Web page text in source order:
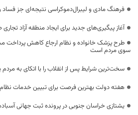
فرهنگ مادی و لیبرال‌دموکراسی نتیجه‌ای جز فساد
آغاز پیگیری‌های جدید برای ایجاد منطقه آزاد
طرح پزشک خانواده و نظام ارجاع کاهش پرداخت
سوی مردم است
سخت‌ترین شرایط پس از انقلاب را با اتکای به
هفته دولت بهترین فرصت برای تبیین خدمات
یشتازی خراسان جنوبی در پرونده ثبت جهانی